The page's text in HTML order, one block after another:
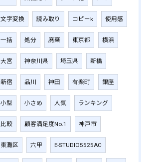
文字変換 読み取り コピーk 使用感
一括 処分 廃棄 東京都 横浜
大宮 神奈川県 埼玉県 新橋
新宿 品川 神田 有楽町 銀座
小型 小さめ 人気 ランキング
比較 顧客満足度No.1 神戸市
東灘区 六甲 E-STUDIO5525AC